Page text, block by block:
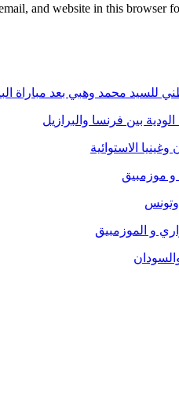
and website in this browser
للسيد محمد وهبي بعد مباراة
بين فرنسا والبرازيل
الاستوائية
و موزمبيق
وتونس
و الموزمبيق